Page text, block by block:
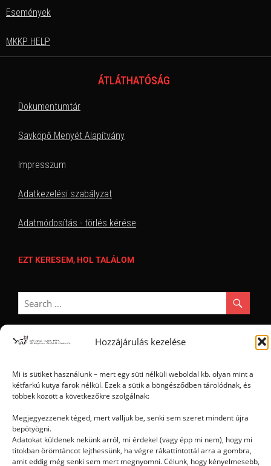
Hozzájárulás kezelése
Mi is sütiket használunk – mert egy süti nélküli weboldal kb. olyan mint a
kétfarkú kutya farok nélkül. Ezek a sütik a böngésződben tárolódnak, és
többek között a következőkre szolgálnak:
Megjegyezzenek téged, mert valljuk be, senki sem szeret mindent újra
bepötyögni.
Adatokat küldenek nekünk arról, mi érdekel (vagy épp mi nem), hogy mi
titokban örömtáncot lejthessünk, ha végre rákattintottál arra a gombra,
amit eddig még senki sem mert megnyomni. Célunk, hogy kényelmesebb,
Események
MKKP HELP
ÁTLÁTHATÓSÁG
Dokumentumtár
Savköpő Menyét Alapítvány
Impresszum
Adatkezelési szabályzat
Adatmódosítás - törlés kérése
EZT KERESEM, HOL TALÁLOM